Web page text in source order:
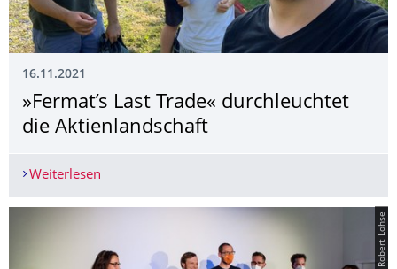
16.11.2021
»Fermat’s Last Trade« durchleuchtet
die Aktienland­schaft
Weiterlesen
© Robert Lohse